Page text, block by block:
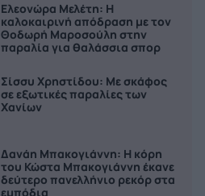
Ελεονώρα Μελέτη: Η
καλοκαιρινή απόδραση με τον
Θοδωρή Μαροσούλη στην
παραλία για θαλάσσια σπορ
Σίσσυ Χρηστίδου: Με σκάφος
σε εξωτικές παραλίες των
Χανίων
Δανάη Μπακογιάννη: Η κόρη
του Κώστα Μπακογιάννη έκανε
δεύτερο πανελλήνιο ρεκόρ στα
εμπόδια